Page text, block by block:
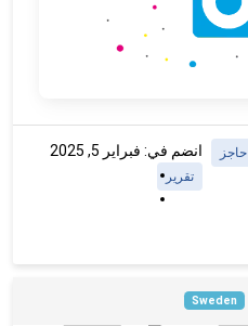
انضم في: فبراير 5, 2025
حاجز
تقرير
Sweden